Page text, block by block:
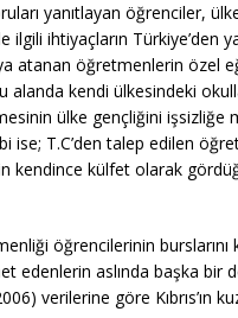
yanıtlayan öğrenciler,
ihtiyaçların Türkiye’den
atanan öğretmenlerin özel
alanda kendi ülkesindeki
ülke gençliğini işsizliğe
ise; T.C’den talep edilen
kendince külfet olarak
öğrencilerinin burslarını
edenlerin aslında başka bir
verilerine göre Kıbrıs’ın